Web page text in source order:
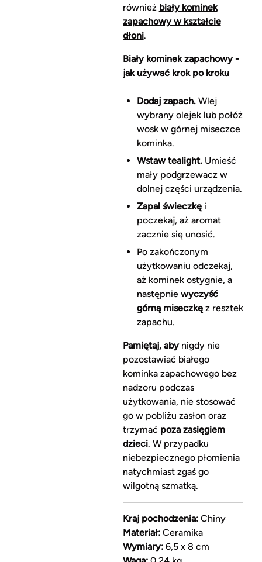
również biały kominek
zapachowy w kształcie
dłoni.
Biały kominek zapachowy -
jak używać krok po kroku
Dodaj zapach.Wlej
wybrany olejek lub połóż
wosk w górnej miseczce
kominka.
Wstaw tealight.Umieść
mały podgrzewacz w
dolnej części urządzenia.
Zapal świeczkęi
poczekaj, aż aromat
zacznie się unosić.
Po zakończonym
użytkowaniu odczekaj,
aż kominek ostygnie, a
następnie wyczyść
górną miseczkęz resztek
zapachu.
Pamiętaj, abynigdy nie
pozostawiać białego
kominka zapachowego bez
nadzoru podczas
użytkowania, nie stosować
go w pobliżu zasłon oraz
trzymać poza zasięgiem
dzieci. W przypadku
niebezpiecznego płomienia
natychmiast zgaś go
wilgotną szmatką.
Kraj pochodzenia:Chiny
Materiał:Ceramika
Wymiary:6,5 x 8 cm